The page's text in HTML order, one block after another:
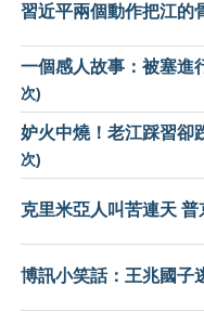
習近平兩個動作把江的
一個感人故事：被塞進
次)
妒火中燒！老江踩習卻
次)
克里米亞人叫苦連天 普
博訊小笑話：王兆國子